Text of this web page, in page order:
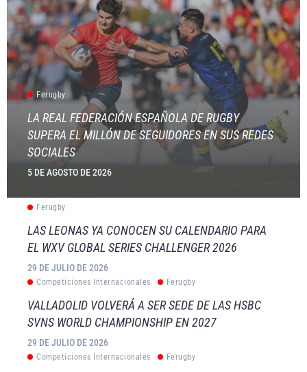
Ferugby
LA REAL FEDERACIÓN ESPAÑOLA DE RUGBY
SUPERA EL MILLÓN DE SEGUIDORES EN SUS REDES
SOCIALES
5 DE AGOSTO DE 2026
Ferugby
LAS LEONAS YA CONOCEN SU CALENDARIO PARA
EL WXV GLOBAL SERIES CHALLENGER 2026
29 DE JULIO DE 2026
Competiciones Internacionales Ferugby
VALLADOLID VOLVERÁ A SER SEDE DE LAS HSBC
SVNS WORLD CHAMPIONSHIP EN 2027
29 DE JULIO DE 2026
Competiciones Internacionales Ferugby